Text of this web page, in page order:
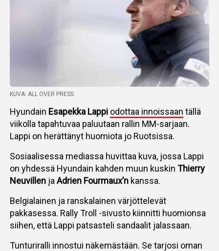
KUVA: ALL OVER PRESS
Hyundain Esapekka Lappi odottaa innoissaan tällä
viikolla tapahtuvaa paluutaan rallin MM-sarjaan.
Lappi on herättänyt huomiota jo Ruotsissa.
Sosiaalisessa mediassa huvittaa kuva, jossa Lappi
on yhdessä Hyundain kahden muun kuskin Thierry
Neuvillen ja Adrien Fourmaux’n kanssa.
Belgialainen ja ranskalainen värjöttelevät
pakkasessa. Rally Troll -sivusto kiinnitti huomionsa
siihen, että Lappi patsasteli sandaalit jalassaan.
Tunturiralli innostui näkemästään. Se tarjosi oman